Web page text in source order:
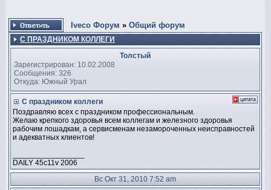
Iveco Форум » Общий форум
С ПРАЗДНИКОМ КОЛЛЕГИ
Толстый
Зарегистрирован: 10.02.2008
Сообщения: 326
Откуда: Южный Урал
С праздником коллеги
Поздравляю всех с праздником профессиональным.
Желаю крепкого здоровья всем коллегам и железного здоровья
рабочим лошадкам, а сервисменам незамороченных неисправностей
и адекватных клиентов!
DAILY 45c11v 2006
Вс Окт 31, 2010 7:52 am